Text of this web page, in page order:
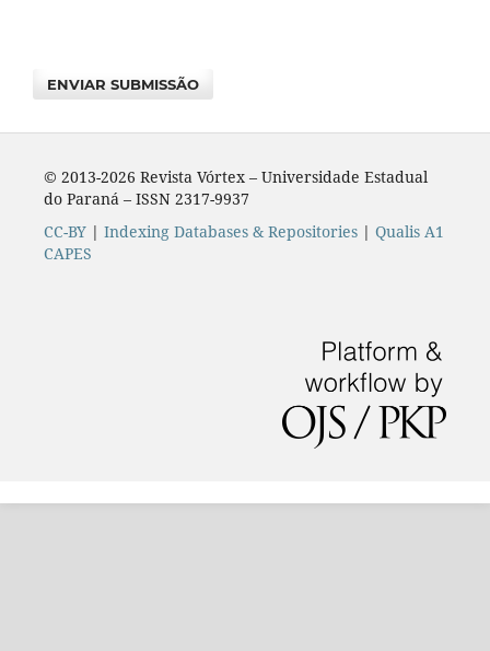
ENVIAR SUBMISSÃO
© 2013-2026 Revista Vórtex – Universidade Estadual
do Paraná – ISSN 2317-9937
CC-BY| Indexing Databases & Repositories| Qualis A1
CAPES